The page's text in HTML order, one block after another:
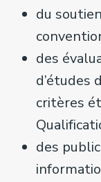
du
des
d’études
critères
des